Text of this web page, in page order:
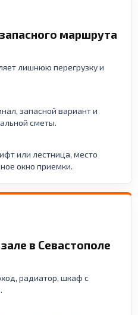
маршрута
лишнюю перегрузку и
запасной вариант и
сметы.
или лестница, место
окно приемки.
в Севастополе
радиатор, шкаф с